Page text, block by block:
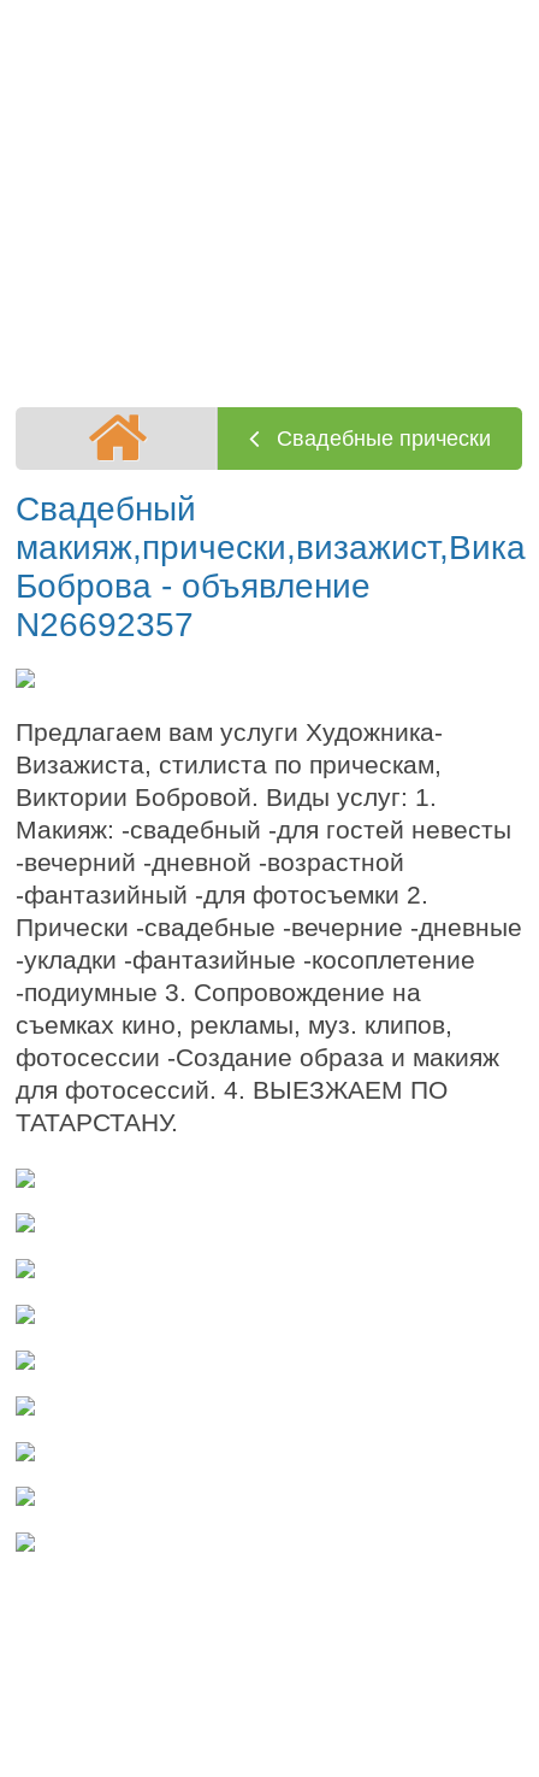
Свадебные прически
Свадебный
макияж,прически,визажист,Вика
Боброва - объявление
N26692357
Предлагаем вам услуги Художника-
Визажиста, стилиста по прическам,
Виктории Бобровой. Виды услуг: 1.
Макияж: -свадебный -для гостей невесты
-вечерний -дневной -возрастной
-фантазийный -для фотосъемки 2.
Прически -свадебные -вечерние -дневные
-укладки -фантазийные -косоплетение
-подиумные 3. Сопровождение на
съемках кино, рекламы, муз. клипов,
фотосессии -Создание образа и макияж
для фотосессий. 4. ВЫЕЗЖАЕМ ПО
ТАТАРСТАНУ.